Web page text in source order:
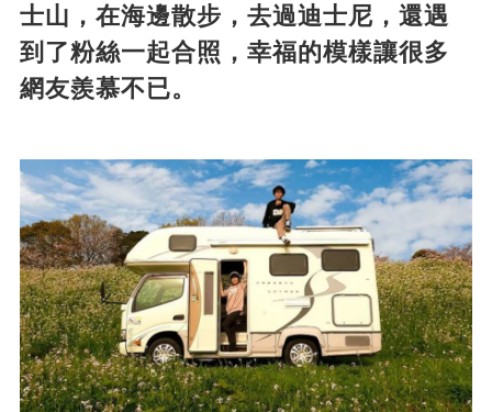
士山，在海邊散步，去過迪士尼，還遇
到了粉絲一起合照，幸福的模樣讓很多
網友羨慕不已。